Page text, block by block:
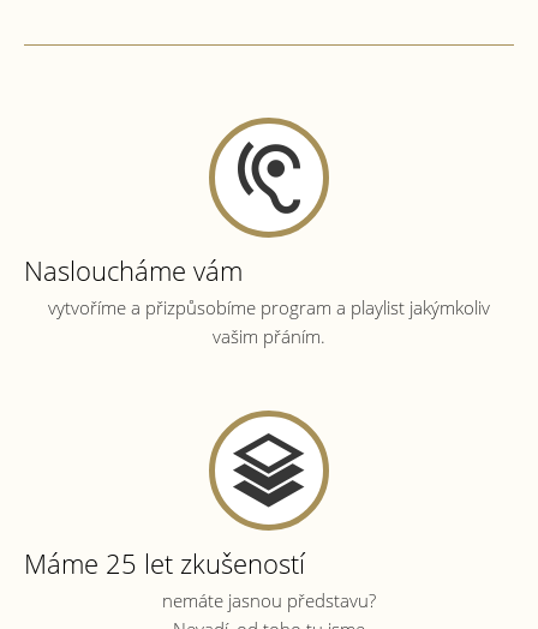
Nasloucháme vám
vytvoříme a přizpůsobíme program a playlist jakýmkoliv
vašim přáním.
Máme 25 let zkušeností
nemáte jasnou představu?